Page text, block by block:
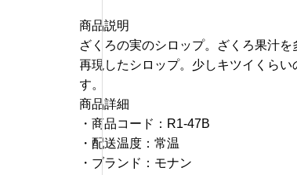
商品説明
ざくろの実のシロップ。ざくろ果汁
再現したシロップ。少しキツイくら
す。
商品詳細
・商品コード：R1-47B
・配送温度：常温
・ブランド：モナン